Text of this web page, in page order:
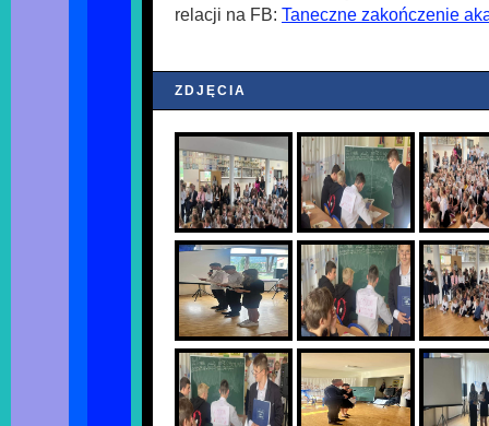
relacji na FB: Taneczne zakończenie
ZDJĘCIA